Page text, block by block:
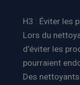
H3 : Éviter les
Lors du
d’éviter les
pourraient
Des